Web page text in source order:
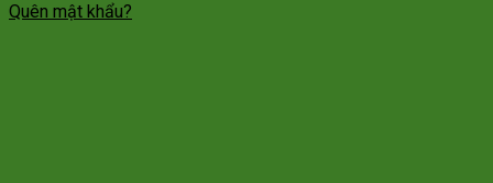
Quên mật khẩu?